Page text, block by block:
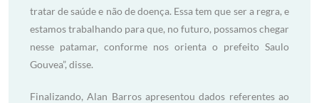
tratar de saúde e não de doença. Essa tem que ser a regra, e
estamos trabalhando para que, no futuro, possamos chegar
nesse patamar, conforme nos orienta o prefeito Saulo
Gouvea”, disse.
Finalizando, Alan Barros apresentou dados referentes ao